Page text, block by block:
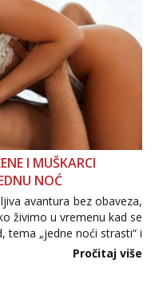
I MUŠKARCI
NOĆ
avantura bez obaveza,
živimo u vremenu kad se
tema „jedne noći strasti“ i
misle žene, a što
Pročitaj više